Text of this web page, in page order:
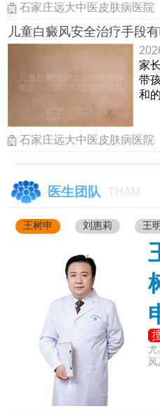
石家庄远大中医皮肤病医
儿童白癜风安全治疗手段
治安全，孩子患上白癜风
家
带
和
石家庄远大中医皮肤病医
医生团队 THAM
王树申 刘惠莉 王